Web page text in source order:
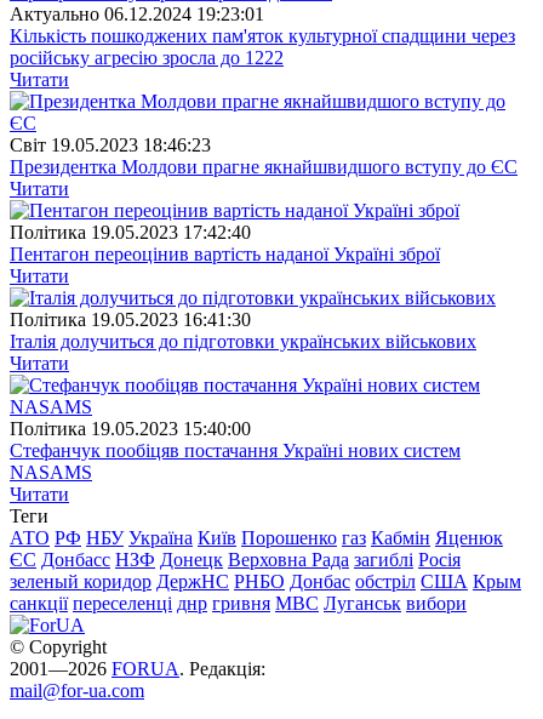
Актуально 06.12.2024 19:23:01
Кількість пошкоджених пам'яток культурної спадщини через
російську агресію зросла до 1222
Читати
Свiт 19.05.2023 18:46:23
Президентка Молдови прагне якнайшвидшого вступу до ЄС
Читати
Полiтика 19.05.2023 17:42:40
Пентагон переоцінив вартість наданої Україні зброї
Читати
Полiтика 19.05.2023 16:41:30
Італія долучиться до підготовки українських військових
Читати
Полiтика 19.05.2023 15:40:00
Стефанчук пообіцяв постачання Україні нових систем
NASAMS
Читати
Теги
АТО РФ НБУ Україна Київ Порошенко газ Кабмін Яценюк
ЄС Донбасс НЗФ Донецк Верховна Рада загиблі Росія
зеленый коридор ДержНС РНБО Донбас обстріл США Крым
санкції переселенці днр гривня МВС Луганськ вибори
© Copyright
2001—2026 FORUA. Редакція:
mail@for-ua.com